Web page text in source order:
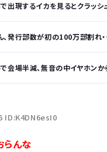
出現するイカを見るとクラッシ
発行部数が初の100万部割れ・・・
会場半減、無音の中イヤホン
ID:K4DN6esI0
らんな